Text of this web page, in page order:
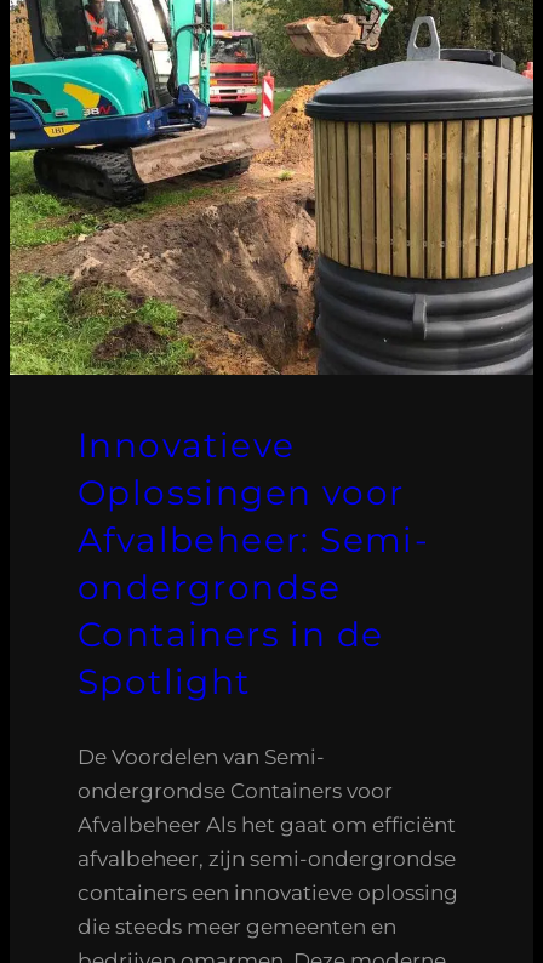
Innovatieve
Oplossingen voor
Afvalbeheer: Semi-
ondergrondse
Containers in de
Spotlight
De Voordelen van Semi-
ondergrondse Containers voor
Afvalbeheer Als het gaat om efficiënt
afvalbeheer, zijn semi-ondergrondse
containers een innovatieve oplossing
die steeds meer gemeenten en